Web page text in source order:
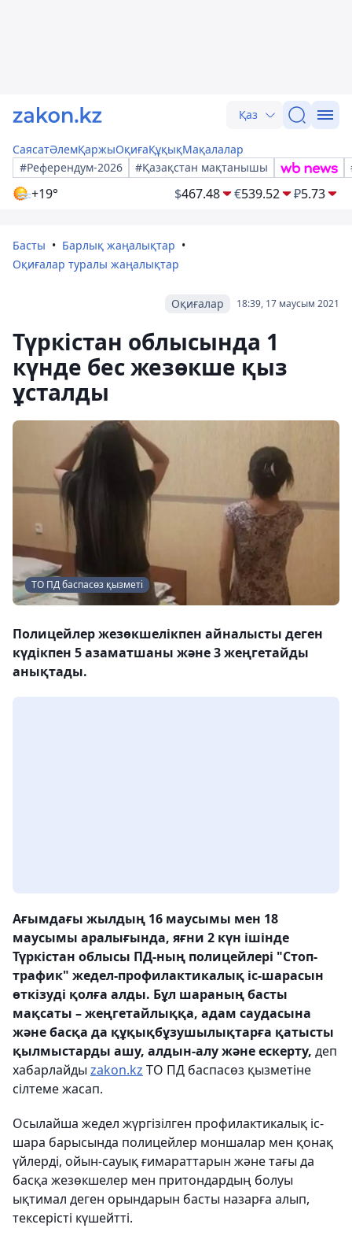
Қаз
СаясатӘлемҚаржыОқиғаҚұқықМақалалар
#Референдум-2026
#Қазақстан мақтанышы
+19° $467.48 €539.52 ₽5.73
Басты
Барлық жаңалықтар
Оқиғалар туралы жаңалықтар
18:39, 17 маусым 2021
Оқиғалар
Түркістан облысында 1
күнде бес жезөкше қыз
ұсталды
ТО ПД баспасөз қызметі
Полицейлер жезөкшелікпен айналысты деген
күдікпен 5 азаматшаны және 3 жеңгетайды
анықтады.
Ағымдағы жылдың 16 маусымы мен 18
маусымы аралығында, яғни 2 күн ішінде
Түркістан облысы ПД-ның полицейлері "Стоп-
трафик" жедел-профилактикалық іс-шарасын
өткізуді қолға алды. Бұл шараның басты
мақсаты – жеңгетайлыққа, адам саудасына
және басқа да құқықбұзушылықтарға қатысты
қылмыстарды ашу, алдын-алу және ескерту, деп
хабарлайды zakon.kz ТО ПД баспасөз қызметіне
сілтеме жасап.
Осылайша жедел жүргізілген профилактикалық іс-
шара барысында полицейлер моншалар мен қонақ
үйлерді, ойын-сауық ғимараттарын және тағы да
басқа жезөкшелер мен притондардың болуы
ықтимал деген орындарын басты назарға алып,
тексерісті күшейтті.